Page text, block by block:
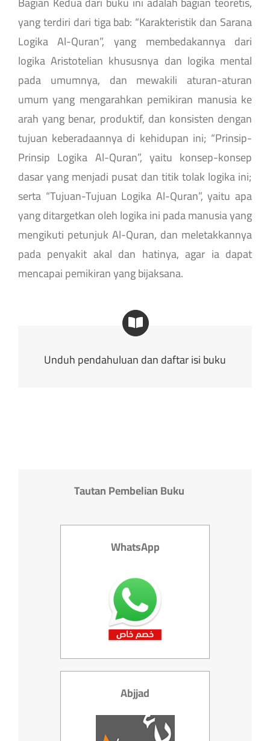
yang terdiri dari tiga bab: “Karakteristik dan Sarana
Logika Al-Quran”, yang membedakannya dari
logika Aristotelian khususnya dan logika mental
pada umumnya, dan mewakili aturan-aturan
umum yang mengarahkan pemikiran manusia ke
arah yang benar, produktif, dan konsisten dengan
tujuan keberadaannya di kehidupan ini; “Prinsip-
Prinsip Logika Al-Quran”, yaitu konsep-konsep
dasar yang menjadi pusat dan titik tolak logika ini;
serta “Tujuan-Tujuan Logika Al-Quran”, yaitu apa
yang ditargetkan oleh logika ini pada manusia yang
mengikuti petunjuk Al-Quran, dan meletakkannya
pada penyakit akal dan hatinya, agar ia dapat
mencapai pemikiran yang bijaksana.
Unduh pendahuluan dan daftar isi buku
Tautan Pembelian Buku
WhatsApp
Abjjad